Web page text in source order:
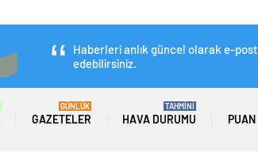
Haberleri anlık güncel olarak e-
edebilirsiniz.
GAZETELER
GÜNLÜK
HAVA DURUMU
TAHMİNİ
PUAN